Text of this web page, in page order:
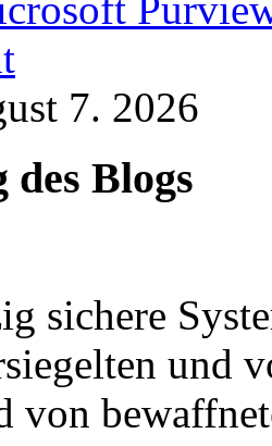
7. 2026
Blogs
sichere
und
von